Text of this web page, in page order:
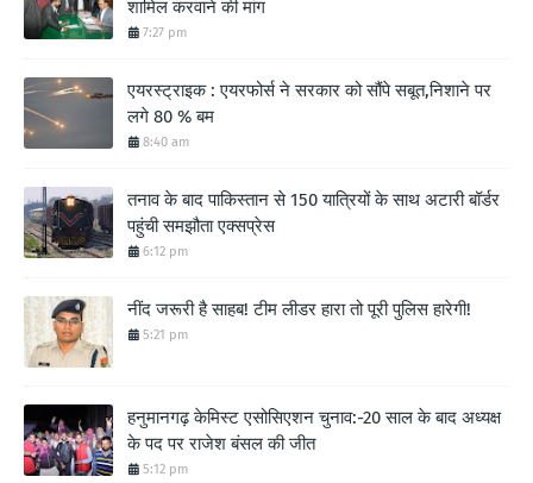
शामिल करवाने की मांग
7:27 pm
एयरस्ट्राइक : एयरफोर्स ने सरकार को सौंपे सबूत,निशाने पर
लगे 80 % बम
8:40 am
तनाव के बाद पाकिस्तान से 150 यात्रियों के साथ अटारी बॉर्डर
पहुंची समझौता एक्सप्रेस
6:12 pm
नींद जरूरी है साहब! टीम लीडर हारा तो पूरी पुलिस हारेगी!
5:21 pm
हनुमानगढ़ केमिस्ट एसोसिएशन चुनाव:-20 साल के बाद अध्यक्ष
के पद पर राजेश बंसल की जीत
5:12 pm